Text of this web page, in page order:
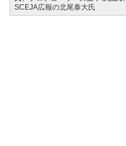
SCEJA広報の北尾泰大氏